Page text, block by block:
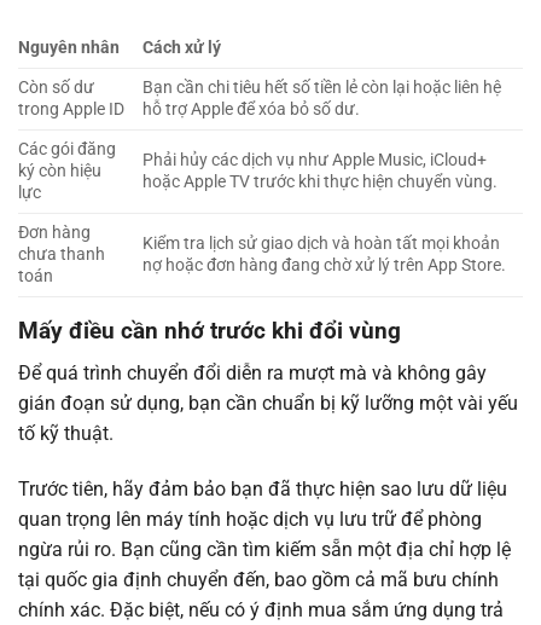
Nguyên nhân
Cách xử lý
Còn số dư
trong Apple ID
Bạn cần chi tiêu hết số tiền lẻ còn lại hoặc liên hệ
hỗ trợ Apple để xóa bỏ số dư.
Các gói đăng
ký còn hiệu
lực
Phải hủy các dịch vụ như Apple Music, iCloud+
hoặc Apple TV trước khi thực hiện chuyển vùng.
Đơn hàng
chưa thanh
toán
Kiểm tra lịch sử giao dịch và hoàn tất mọi khoản
nợ hoặc đơn hàng đang chờ xử lý trên App Store.
Mấy điều cần nhớ trước khi đổi vùng
Để quá trình chuyển đổi diễn ra mượt mà và không gây
gián đoạn sử dụng, bạn cần chuẩn bị kỹ lưỡng một vài yếu
tố kỹ thuật.
Trước tiên, hãy đảm bảo bạn đã thực hiện sao lưu dữ liệu
quan trọng lên máy tính hoặc dịch vụ lưu trữ để phòng
ngừa rủi ro. Bạn cũng cần tìm kiếm sẵn một địa chỉ hợp lệ
tại quốc gia định chuyển đến, bao gồm cả mã bưu chính
chính xác. Đặc biệt, nếu có ý định mua sắm ứng dụng trả